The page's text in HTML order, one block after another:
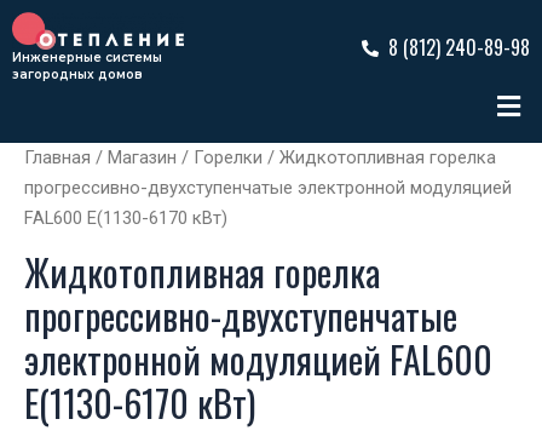
Перейти
содержимому
Инженерные системы
загородных домов
8 (812) 240-89-98
Главная / Магазин / Горелки / Жидкотопливная горелка
прогрессивно-двухступенчатые электронной модуляцией
FAL600 E(1130-6170 кВт)
Жидкотопливная горелка
прогрессивно-двухступенчатые
электронной модуляцией FAL600
E(1130-6170 кВт)